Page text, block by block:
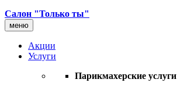
Салон "Только ты"
меню
Акции
Услуги
Парикмахерские услуги